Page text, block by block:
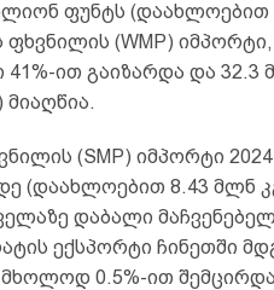
ფუნტს (დაახლოებით
(WMP)
41%-ით გაიზარდა და 32.3
(SMP) იმპორტი
(დაახლოებით 8.43 მლნ
დაბალი
ექსპორტი ჩინეთში
0.5%-ით